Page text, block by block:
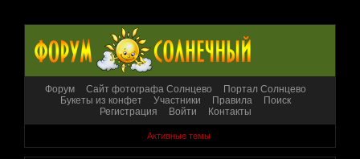
Форум Сайт фотографа Солнцево
Портал Солнцево
Букеты из конфет
Участники Правила
Поиск
Регистрация
Войти Контакты
Активные темы